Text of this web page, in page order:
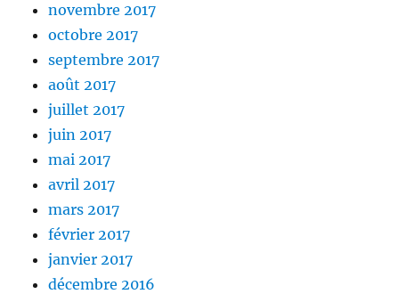
novembre 2017
octobre 2017
septembre 2017
août 2017
juillet 2017
juin 2017
mai 2017
avril 2017
mars 2017
février 2017
janvier 2017
décembre 2016